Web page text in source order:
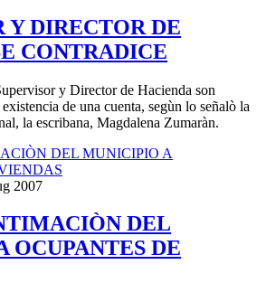
Y DIRECTOR DE
CONTRADICE
y Director de Hacienda son
de una cuenta, segùn lo señalò la
la escribana, Magdalena Zumaràn.
2007
DEL
OCUPANTES DE